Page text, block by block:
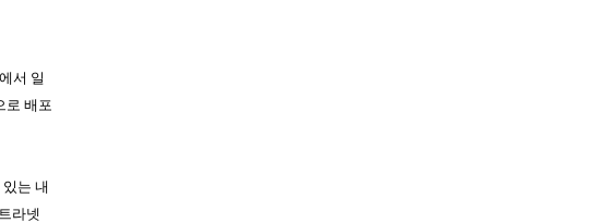
서 일
로 배포
는 내
라넷